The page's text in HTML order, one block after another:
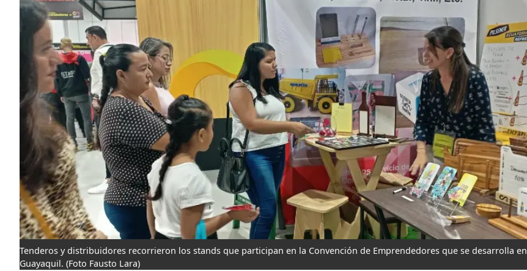
Tenderos y distribuidores recorrieron los stands que participan en la Convención de Emprendedores que se desarrolla en
Guayaquil. (Foto Fausto Lara)